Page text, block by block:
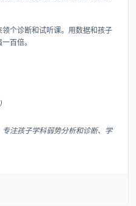
个诊断和试听课。用数据和孩子
百倍。
专注孩子学科弱势分析和诊断、学